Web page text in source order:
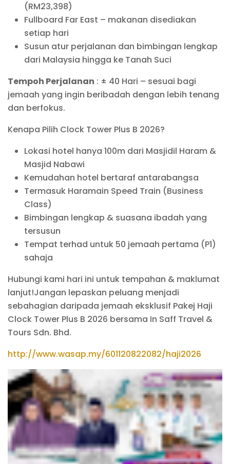
(RM23,398)
Fullboard Far East – makanan disediakan
setiap hari
Susun atur perjalanan dan bimbingan lengkap
dari Malaysia hingga ke Tanah Suci
Tempoh Perjalanan : ± 40 Hari – sesuai bagi
jemaah yang ingin beribadah dengan lebih tenang
dan berfokus.
Kenapa Pilih Clock Tower Plus B 2026?
Lokasi hotel hanya 100m dari Masjidil Haram &
Masjid Nabawi
Kemudahan hotel bertaraf antarabangsa
Termasuk Haramain Speed Train (Business
Class)
Bimbingan lengkap & suasana ibadah yang
tersusun
Tempat terhad untuk 50 jemaah pertama (P1)
sahaja
Hubungi kami hari ini untuk tempahan & maklumat
lanjut!Jangan lepaskan peluang menjadi
sebahagian daripada jemaah eksklusif Pakej Haji
Clock Tower Plus B 2026 bersama In Saff Travel &
Tours Sdn. Bhd.
http://www.wasap.my/601120822082/haji2026